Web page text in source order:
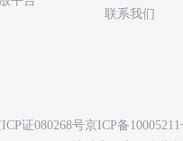
联系我们
证080268号京ICP备10005211